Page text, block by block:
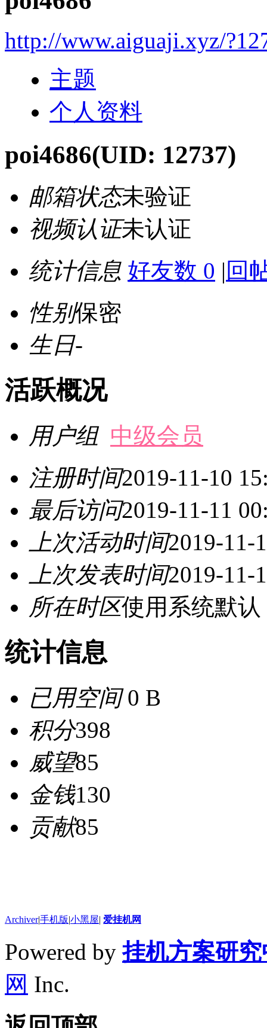
http://www.aiguaji.xyz/
主题
个人资料
poi4686(UID: 12737)
邮箱状态未验证
视频认证未认证
统计信息 好友数 0 | 回
性别保密
生日-
活跃概况
用户组 中级会员
注册时间2019-11-10
最后访问2019-11-11
上次活动时间2019-11-
上次发表时间2019-11-
所在时区使用系统默认
统计信息
已用空间0 B
积分398
威望85
金钱130
贡献85
Archiver|手机版|小黑屋| 爱挂机网
Powered by挂机方案研
网 Inc.